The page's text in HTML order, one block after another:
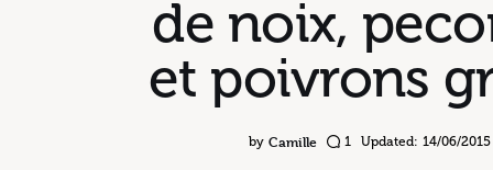
de noix,
et poivrons
by Camille 1 Updated: 14/06/2015